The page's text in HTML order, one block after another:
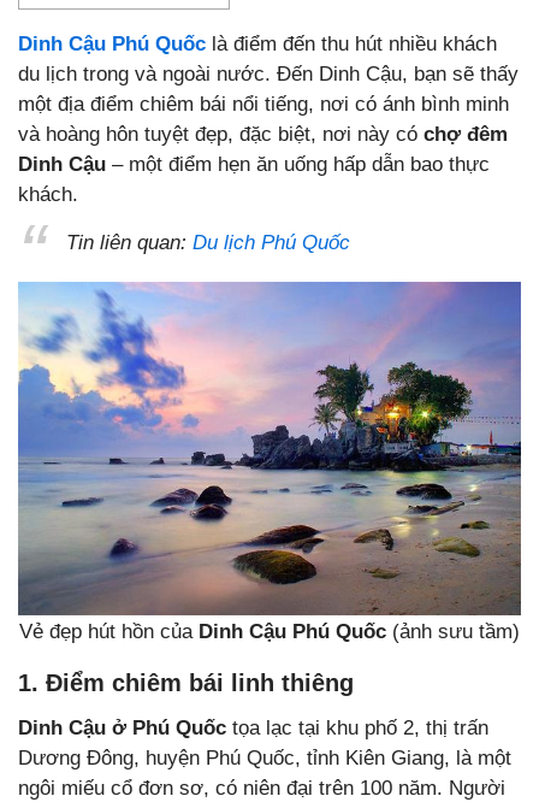
Dinh Cậu Phú Quốc là điểm đến thu hút nhiều khách
du lịch trong và ngoài nước. Đến Dinh Cậu, bạn sẽ thấy
một địa điểm chiêm bái nổi tiếng, nơi có ánh bình minh
và hoàng hôn tuyệt đẹp, đặc biệt, nơi này có chợ đêm
Dinh Cậu – một điểm hẹn ăn uống hấp dẫn bao thực
khách.
Tin liên quan: Du lịch Phú Quốc
Vẻ đẹp hút hồn của Dinh Cậu Phú Quốc (ảnh sưu tầm)
1. Điểm chiêm bái linh thiêng
Dinh Cậu ở Phú Quốc tọa lạc tại khu phố 2, thị trấn
Dương Đông, huyện Phú Quốc, tỉnh Kiên Giang, là một
ngôi miếu cổ đơn sơ, có niên đại trên 100 năm. Người